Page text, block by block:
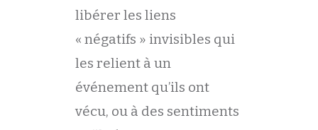
libérer les liens
« négatifs » invisibles qui
les relient à un
événement qu’ils ont
vécu, ou à des sentiments